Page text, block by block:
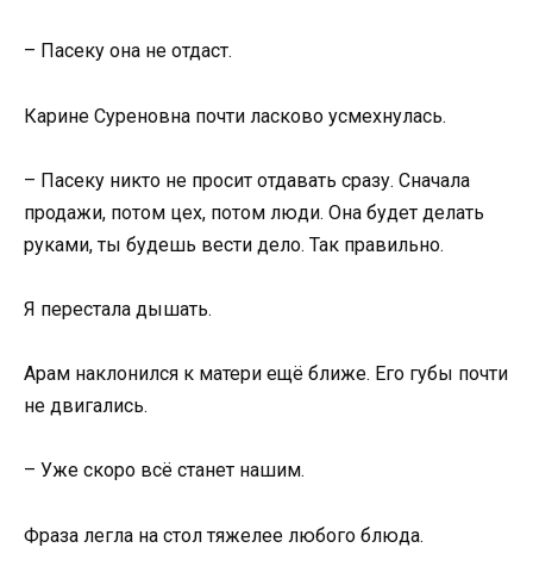
– Пасеку она не отдаст.
Карине Суреновна почти ласково усмехнулась.
– Пасеку никто не просит отдавать сразу. Сначала
продажи, потом цех, потом люди. Она будет делать
руками, ты будешь вести дело. Так правильно.
Я перестала дышать.
Арам наклонился к матери ещё ближе. Его губы почти
не двигались.
– Уже скоро всё станет нашим.
Фраза легла на стол тяжелее любого блюда.